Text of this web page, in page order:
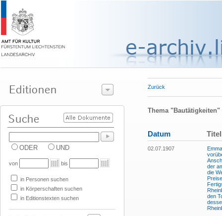
ODER UND
von bis
in Personen suchen
in Körperschaften suchen
in Editionstexten suchen
Zurück
Thema "Bautätigkeiten"
Datum Titel
02.07.1907
der
die
den